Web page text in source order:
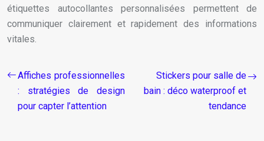
étiquettes autocollantes personnalisées permettent de
communiquer clairement et rapidement des informations
vitales.
Affiches professionnelles
: stratégies de design
pour capter l’attention
Stickers pour salle de
bain : déco waterproof et
tendance